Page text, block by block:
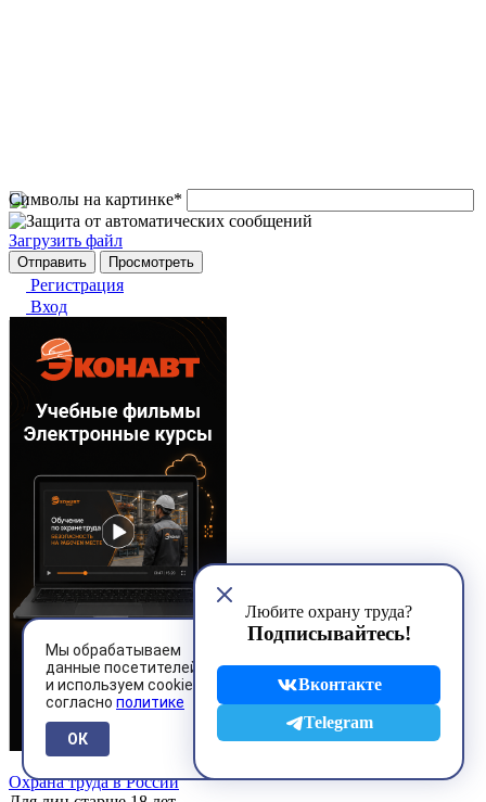
Символы на картинке*
Загрузить файл
Регистрация
Вход
Мы обрабатываем
данные посетителей
и используем cookies
согласно политике
ОК
Любите охрану труда?
Подписывайтесь!
Вконтакте
Telegram
Охрана труда в России